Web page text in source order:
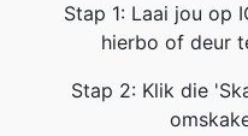
Stap 1: Laai jou op
hierbo of deur
Stap 2: Klik die